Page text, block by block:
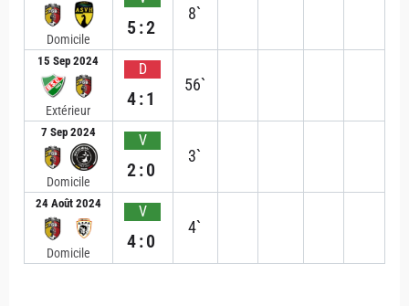
Domicile
5:2
8`
15 Sep 2024
Extérieur
D
4:1
56`
7 Sep 2024
Domicile
V
2:0
3`
24 Août 2024
Domicile
V
4:0
4`